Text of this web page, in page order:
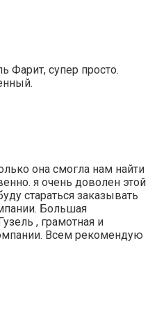
Фарит, супер просто.
она смогла нам найти
я очень доволен этой
стараться заказывать
Большая
, грамотная и
Всем рекомендую